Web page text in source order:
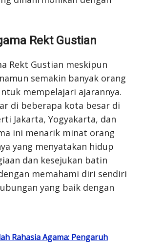
Rekt Gustian
Rekt Gustian meskipun
semakin banyak orang
mempelajari ajarannya.
di beberapa kota besar di
Jakarta, Yogyakarta, dan
ini menarik minat orang
yang menyatakan hidup
dan kesejukan batin
memahami diri sendiri
yang baik dengan
Rahasia Agama: Pengaruh